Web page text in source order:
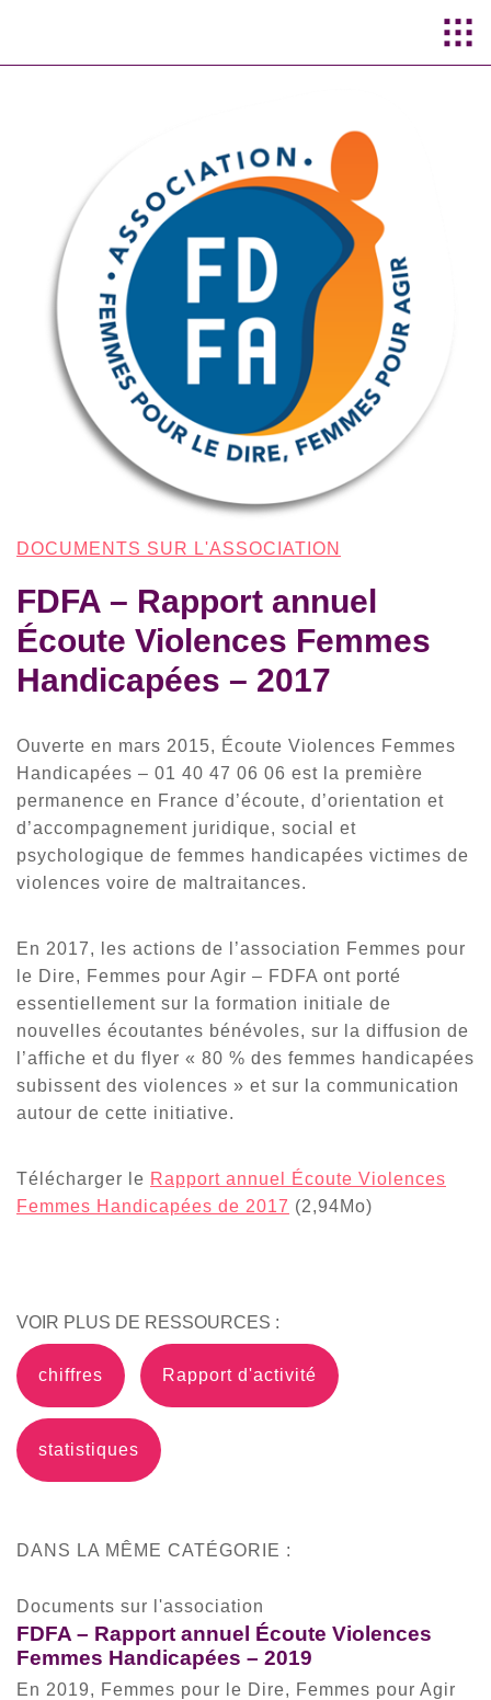
DOCUMENTS SUR L'ASSOCIATION
FDFA – Rapport annuel
Écoute Violences Femmes
Handicapées – 2017
Ouverte en mars 2015, Écoute Violences Femmes
Handicapées – 01 40 47 06 06 est la première
permanence en France d’écoute, d’orientation et
d’accompagnement juridique, social et
psychologique de femmes handicapées victimes de
violences voire de maltraitances.
En 2017, les actions de l’association Femmes pour
le Dire, Femmes pour Agir – FDFA ont porté
essentiellement sur la formation initiale de
nouvelles écoutantes bénévoles, sur la diffusion de
l’affiche et du flyer « 80 % des femmes handicapées
subissent des violences » et sur la communication
autour de cette initiative.
Télécharger le Rapport annuel Écoute Violences
Femmes Handicapées de 2017 (2,94Mo)
VOIR PLUS DE RESSOURCES :
chiffres Rapport d'activité
statistiques
DANS LA MÊME CATÉGORIE :
Documents sur l'association
FDFA – Rapport annuel Écoute Violences
Femmes Handicapées – 2019
En 2019, Femmes pour le Dire, Femmes pour Agir